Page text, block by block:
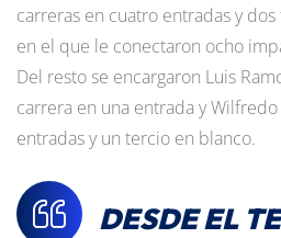
carreras en cuatro entradas y
en el que le conectaron ocho
Del resto se encargaron Luis
carrera en una entrada y
entradas y un tercio en blanco.
DESDE EL